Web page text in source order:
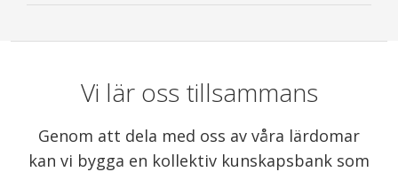
Vi lär oss tillsammans
Genom att dela med oss av våra lärdomar
kan vi bygga en kollektiv kunskapsbank som